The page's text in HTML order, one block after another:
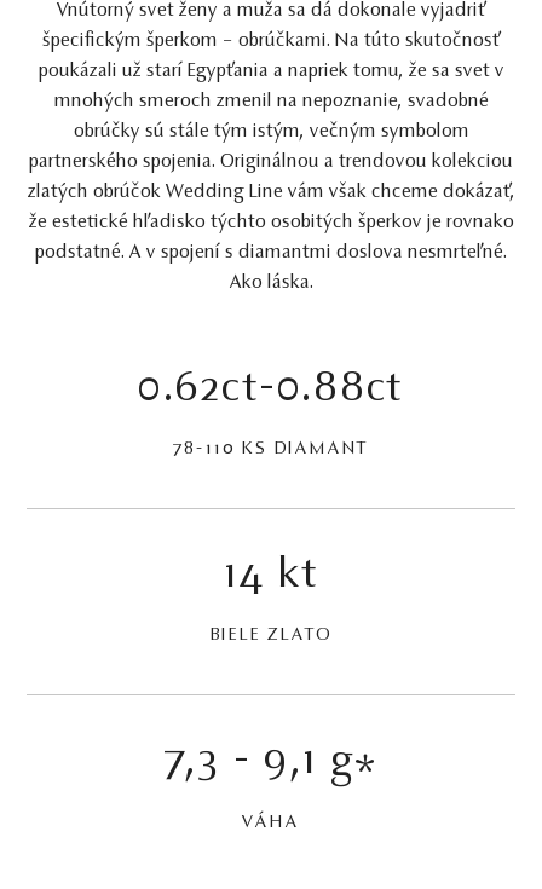
Vnútorný svet ženy a muža sa dá dokonale vyjadriť
špecifickým šperkom – obrúčkami. Na túto skutočnosť
poukázali už starí Egypťania a napriek tomu, že sa svet v
mnohých smeroch zmenil na nepoznanie, svadobné
obrúčky sú stále tým istým, večným symbolom
partnerského spojenia. Originálnou a trendovou kolekciou
zlatých obrúčok Wedding Line vám však chceme dokázať,
že estetické hľadisko týchto osobitých šperkov je rovnako
podstatné. A v spojení s diamantmi doslova nesmrteľné.
Ako láska.
0.62ct-0.88ct
78-110 KS DIAMANT
14 kt
BIELE ZLATO
7,3 - 9,1 g*
VÁHA